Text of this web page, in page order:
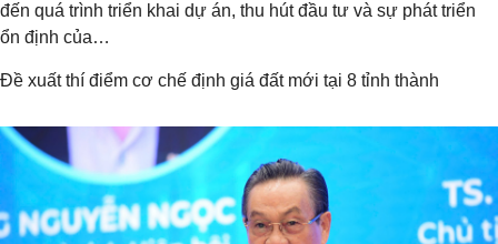
đến quá trình triển khai dự án, thu hút đầu tư và sự phát triển
ổn định của…
Đề xuất thí điểm cơ chế định giá đất mới tại 8 tỉnh thành